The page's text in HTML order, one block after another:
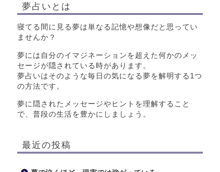
夢占いとは
寝てる間に見る夢は単なる記憶や想像だと思ってい
ませんか？
夢には自分のイマジネーションを超えた何かのメッ
セージが隠されている時があります。
夢占いはそのような毎日の気になる夢を解明する1つ
の方法です。
夢に隠されたメッセージやヒントを理解すること
で、普段の生活を豊かにしましょう。
最近の投稿